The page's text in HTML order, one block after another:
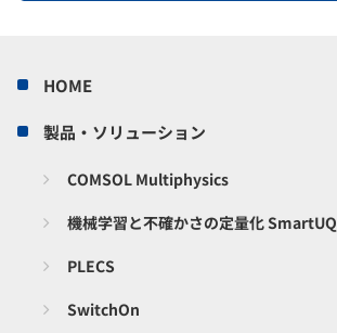
HOME
製品・ソリューション
COMSOL Multiphysics
機械学習と不確かさの定量化 SmartUQ
PLECS
SwitchOn